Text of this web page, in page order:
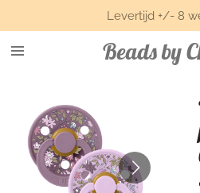
direct
naar
Beads by
Levertijd +/- 8